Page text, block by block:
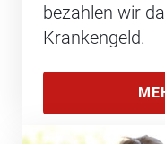
bezahlen wir
Krankengeld.